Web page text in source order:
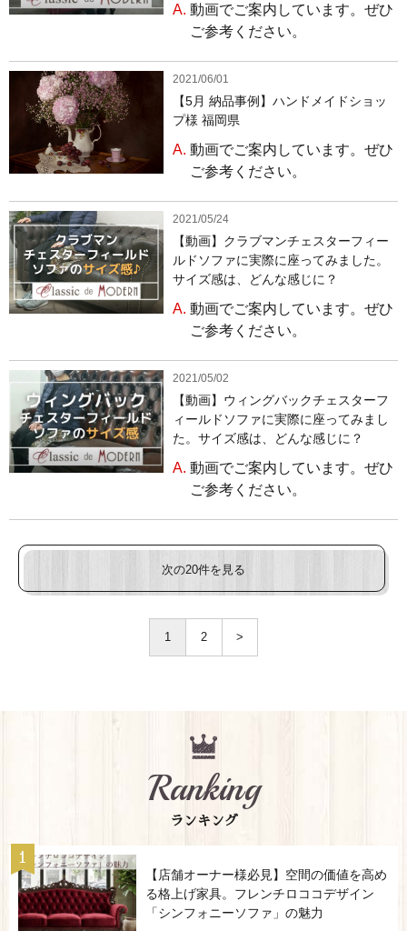
A. 動画でご案内しています。ぜひ
ご参考ください。
2021/06/01
【5月 納品事例】ハンドメイドショッ
プ様 福岡県
A. 動画でご案内しています。ぜひ
ご参考ください。
2021/05/24
【動画】クラブマンチェスターフィー
ルドソファに実際に座ってみました。
サイズ感は、どんな感じに？
A. 動画でご案内しています。ぜひ
ご参考ください。
2021/05/02
【動画】ウィングバックチェスターフ
ィールドソファに実際に座ってみまし
た。サイズ感は、どんな感じに？
A. 動画でご案内しています。ぜひ
ご参考ください。
次の20件を見る
1 2 >
Ranking
ランキング
【店舗オーナー様必見】空間の価値を高め
る格上げ家具。フレンチロココデザイン
「シンフォニーソファ」の魅力